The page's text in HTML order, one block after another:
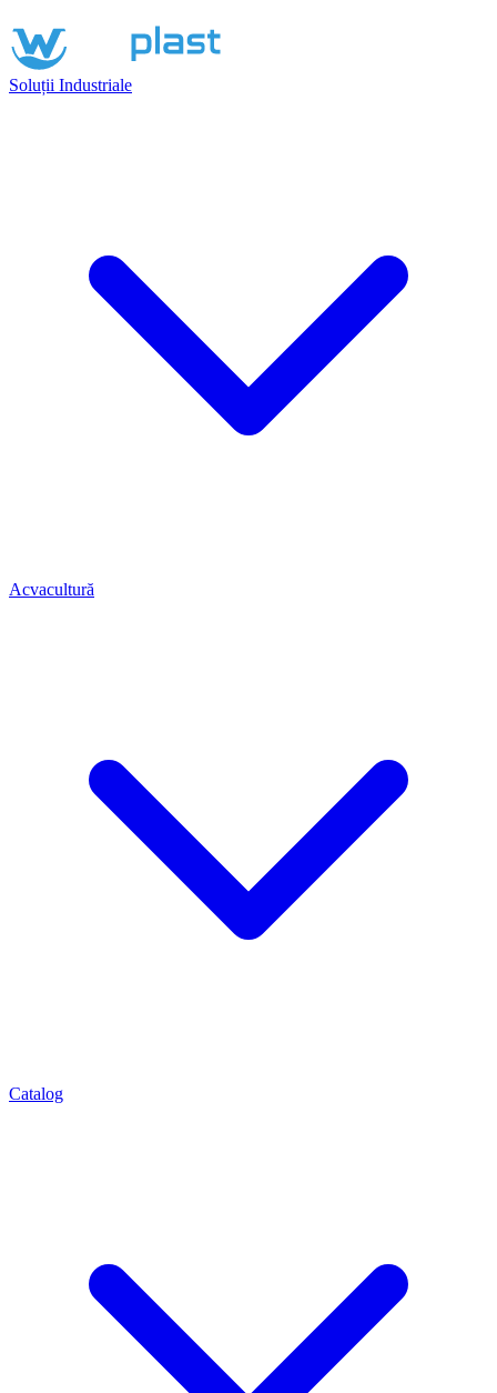
Soluții Industriale
Acvacultură
Catalog